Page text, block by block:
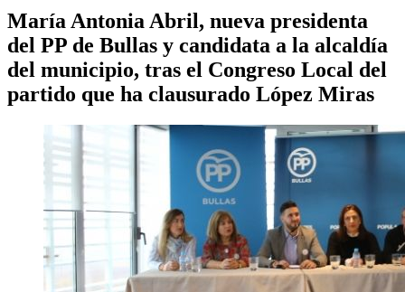
Marí­a Antonia Abril, nueva presidenta
del PP de Bullas y candidata a la alcaldí­a
del municipio, tras el Congreso Local del
partido que ha clausurado López Miras